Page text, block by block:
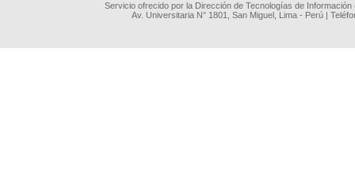
Servicio ofrecido por la Dirección de Tecnologías de
Av. Universitaria N° 1801, San Miguel, Lima - Perú |